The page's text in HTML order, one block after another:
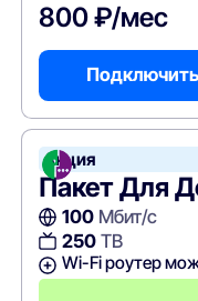
800 ₽/мес
Подключить
Акция
Пакет Для
100Мбит/с
250ТВ
Wi-Fi роутер